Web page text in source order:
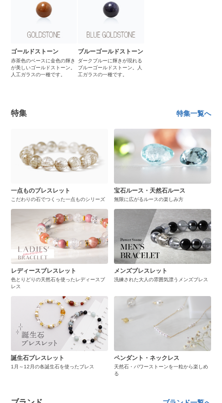
ゴールドストーン
赤茶色のベースに金色の輝き
が美しいゴールドストーン。
人工ガラスの一種です。
ブルーゴールドストーン
ダークブルーに輝きが現れる
ブルーゴールドストーン。人
工ガラスの一種です。
特集 特集一覧へ
一点ものブレスレット
こだわりの石でつくった一点ものシリーズ
宝石ルース・天然石ルース
無限に広がるルースの楽しみ方
レディースブレスレット
色とりどりの天然石を使ったレディースブ
レス
メンズブレスレット
洗練された大人の雰囲気漂うメンズブレス
誕生石ブレスレット
1月～12月の各誕生石を使ったブレス
ペンダント・ネックレス
天然石・パワーストーンを一粒から楽しめ
る